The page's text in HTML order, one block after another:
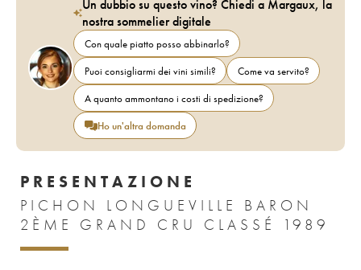
Un dubbio su questo vino? Chiedi a Margaux, la
nostra sommelier digitale
Con quale piatto posso abbinarlo?
Puoi consigliarmi dei vini simili?
Come va servito?
A quanto ammontano i costi di spedizione?
Ho un'altra domanda
PRESENTAZIONE
PICHON LONGUEVILLE BARON
2ÈME GRAND CRU CLASSÉ 1989